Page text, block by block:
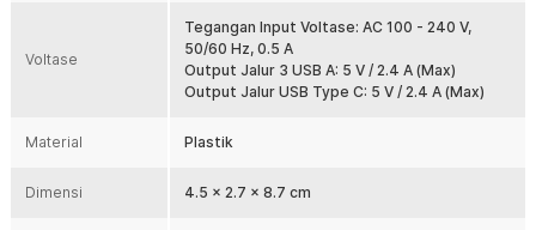
sekaligus tanpa perlu mengorbankan kestabilan arus. Ukuran
dimensinya yang ringkas berpadu sempurna dengan stabilitas output
daya maksimal mencapai 12 W, menjadikannya pilihan investasi aksesori
daya paling cerdas untuk mendukung produktivitas di rumah, kesibukan
Voltase
Tegangan Input Voltase: AC 100 - 240 V,
50/60 Hz, 0.5 A
Output Jalur 3 USB A: 5 V / 2.4 A (Max)
Output Jalur USB Type C: 5 V / 2.4 A (Max)
Material Plastik
Dimensi 4.5 x 2.7 x 8.7 cm